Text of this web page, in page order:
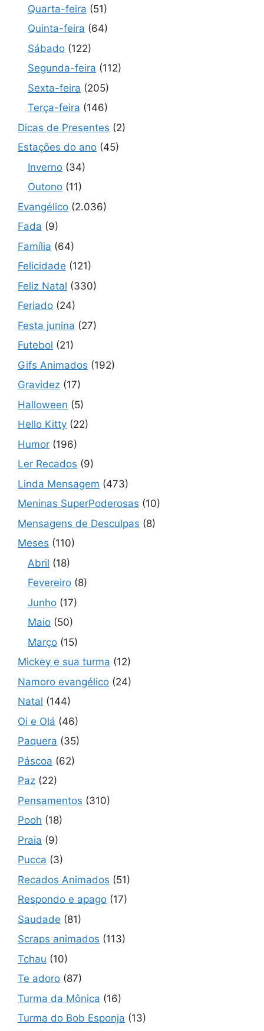
Quarta-feira (51)
Quinta-feira (64)
Sábado (122)
Segunda-feira (112)
Sexta-feira (205)
Terça-feira (146)
Dicas de Presentes (2)
Estações do ano (45)
Inverno (34)
Outono (11)
Evangélico (2.036)
Fada (9)
Família (64)
Felicidade (121)
Feliz Natal (330)
Feriado (24)
Festa junina (27)
Futebol (21)
Gifs Animados (192)
Gravidez (17)
Halloween (5)
Hello Kitty (22)
Humor (196)
Ler Recados (9)
Linda Mensagem (473)
Meninas SuperPoderosas (10)
Mensagens de Desculpas (8)
Meses (110)
Abril (18)
Fevereiro (8)
Junho (17)
Maio (50)
Março (15)
Mickey e sua turma (12)
Namoro evangélico (24)
Natal (144)
Oi e Olá (46)
Paquera (35)
Páscoa (62)
Paz (22)
Pensamentos (310)
Pooh (18)
Praia (9)
Pucca (3)
Recados Animados (51)
Respondo e apago (17)
Saudade (81)
Scraps animados (113)
Tchau (10)
Te adoro (87)
Turma da Mônica (16)
Turma do Bob Esponja (13)